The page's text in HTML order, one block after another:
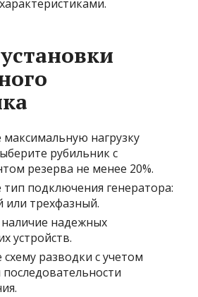
нагрузку
рубильник с
резерва не менее 20%.
подключения генератора:
или трехфазный.
надежных
устройств.
схему разводки с учетом